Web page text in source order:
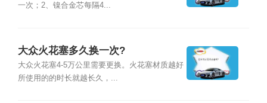
一次；2、镍合金芯每隔4...
大众火花塞多久换一次?
大众火花塞4-5万公里需要更换。火花塞材质越好
所使用的的时长就越长久，...